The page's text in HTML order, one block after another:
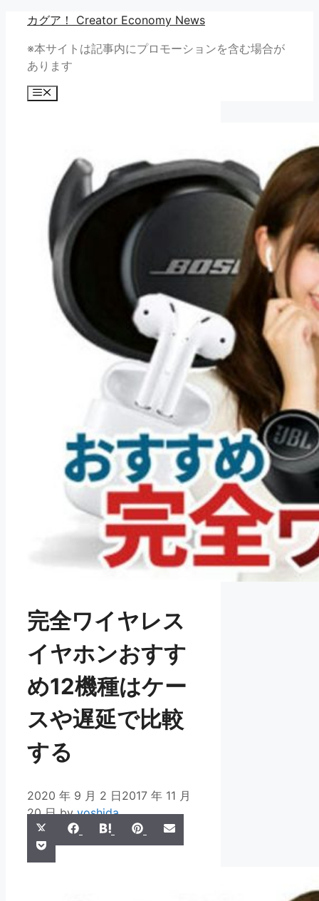
カグア！ Creator Economy News
※本サイトは記事内にプロモーションを含む場合が
あります
メ
完全ワイヤレス
イヤホンおすす
め12機種はケー
スや遅延で比較
する
2020 年 9 月 2 日2017 年 11 月
20 日 byyoshida
Share
on
(Twitter)
Share
on
Facebook
Share
on
Hatena Share
on
PinterestShare
on
Share
on
Pocket